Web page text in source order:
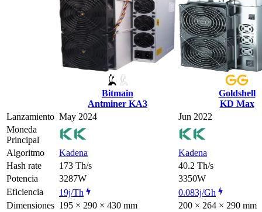
Bitmain
Antminer KA3
Goldshell
KD Max
Lanzamiento May 2024
Jun 2022
Moneda
Principal
Algoritmo
Kadena
Kadena
Hash rate
173 Th/s
40.2 Th/s
Potencia
3287W
3350W
Eficiencia
19j/Th
0.083j/Gh
Dimensiones 195 × 290 × 430 mm
200 × 264 × 290 mm